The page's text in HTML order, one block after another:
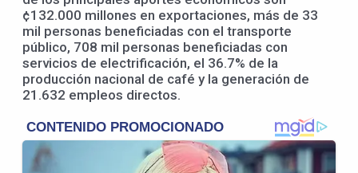
¢132.000 millones en exportaciones, más de 33
mil personas beneficiadas con el transporte
público, 708 mil personas beneficiadas con
servicios de electrificación, el 36.7% de la
producción nacional de café y la generación de
21.632 empleos directos.